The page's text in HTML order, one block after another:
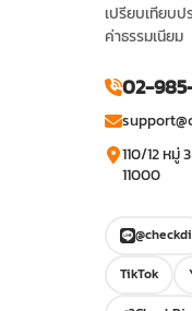
เปรียบเทียบป
ค่าธรรมเนียม
02-
110/12 หมู่
11000
@checkdi
TikTok